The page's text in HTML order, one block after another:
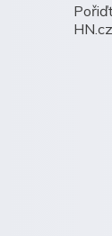
HN.cz.